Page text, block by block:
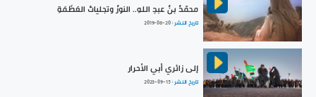
محمّدُ بنُ عبدِ اللهِ.. النورُ وتجلياتُ العَظَمَةِ
تاريخ النشر :2019-06-20
إلى زائري أبي الأحرار
تاريخ النشر :2023-09-15